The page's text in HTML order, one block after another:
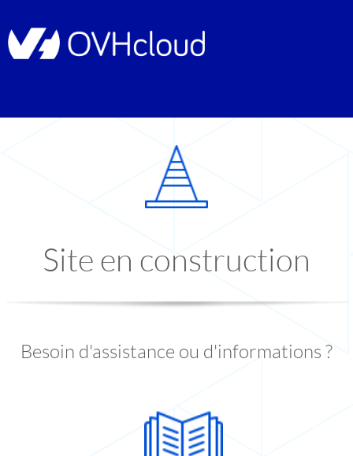
Site en construction
Besoin d'assistance ou d'informations ?